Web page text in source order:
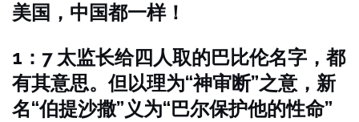
美国，中国都一样！
1：7 太监长给四人取的巴比伦名字，都
有其意思。但以理为“神审断”之意，新
名“伯提沙撒”义为“巴尔保护他的性命”